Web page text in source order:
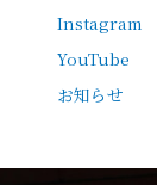
Instagram
YouTube
お知らせ